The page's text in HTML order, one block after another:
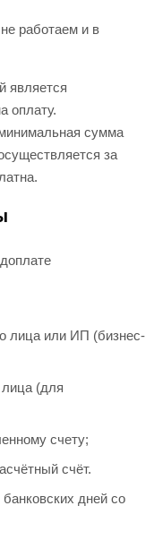
работаем и в
является
оплату.
сумма
за
лица или ИП (бизнес-
лица (для
счету;
счёт.
дней со